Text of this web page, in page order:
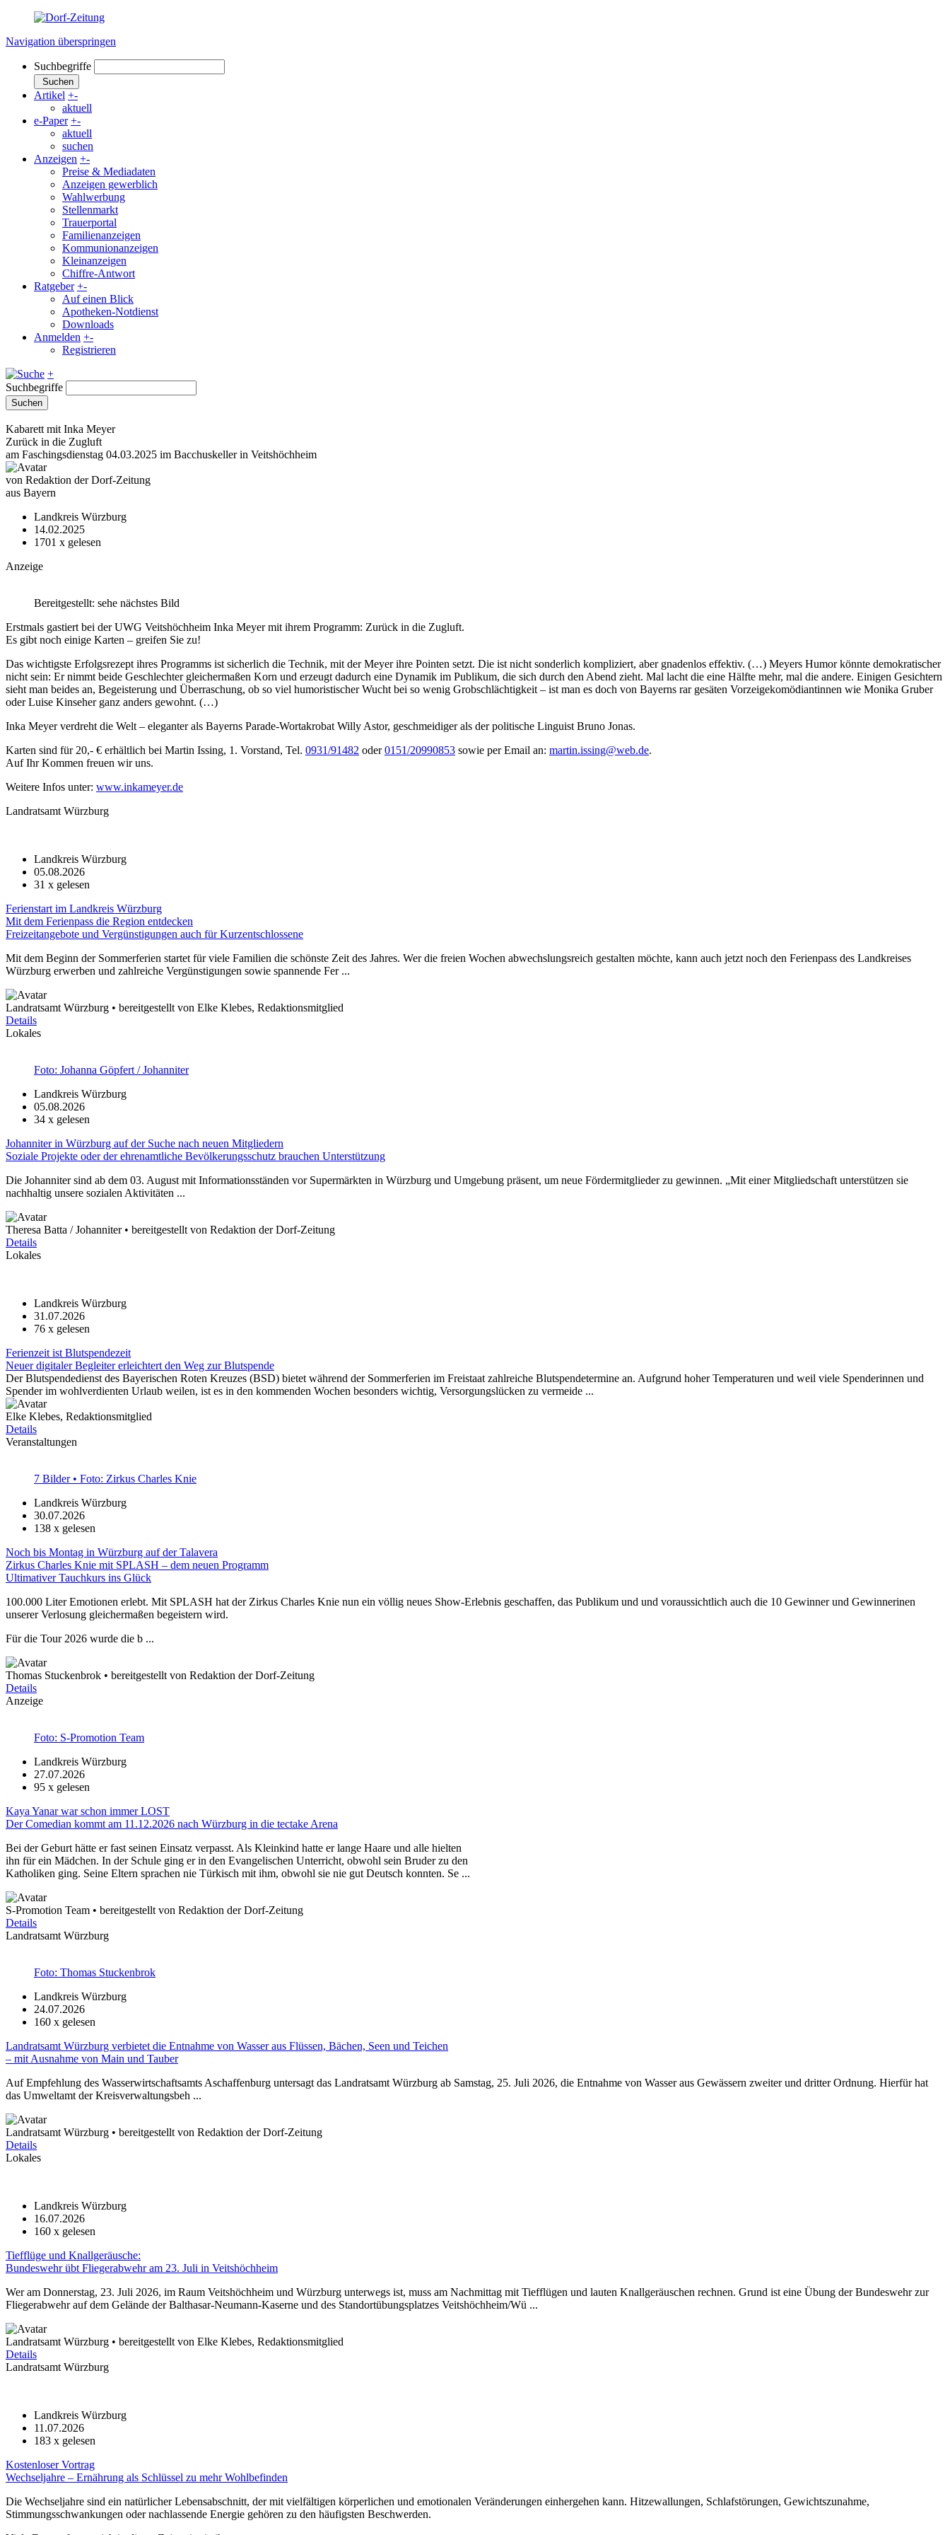
Navigation überspringen
Suchbegriffe
Suchen
Artikel +-
aktuell
e-Paper +-
aktuell
suchen
Anzeigen +-
Preise & Mediadaten
Anzeigen gewerblich
Wahlwerbung
Stellenmarkt
Trauerportal
Familienanzeigen
Kommunionanzeigen
Kleinanzeigen
Chiffre-Antwort
Ratgeber +-
Auf einen Blick
Apotheken-Notdienst
Downloads
Anmelden +-
Registrieren
+
Suchbegriffe
Suchen
Kabarett mit Inka Meyer
Zurück in die Zugluft
am Faschingsdienstag 04.03.2025 im Bacchuskeller in Veitshöchheim
von Redaktion der Dorf-Zeitung
aus Bayern
Landkreis Würzburg
14.02.2025
1701 x gelesen
Anzeige
Bereitgestellt: sehe nächstes Bild
Erstmals gastiert bei der UWG Veitshöchheim Inka Meyer mit ihrem Programm: Zurück in die Zugluft.
Es gibt noch einige Karten – greifen Sie zu!
Das wichtigste Erfolgsrezept ihres Programms ist sicherlich die Technik, mit der Meyer ihre Pointen setzt. Die ist nicht sonderlich kompliziert, aber gnadenlos effektiv. (…) Meyers Humor könnte demokratischer
nicht sein: Er nimmt beide Geschlechter gleichermaßen Korn und erzeugt dadurch eine Dynamik im Publikum, die sich durch den Abend zieht. Mal lacht die eine Hälfte mehr, mal die andere. Einigen Gesichtern
sieht man beides an, Begeisterung und Überraschung, ob so viel humoristischer Wucht bei so wenig Grobschlächtigkeit – ist man es doch von Bayerns rar gesäten Vorzeigekomödiantinnen wie Monika Gruber
oder Luise Kinseher ganz anders gewohnt. (…)
Inka Meyer verdreht die Welt – eleganter als Bayerns Parade-Wortakrobat Willy Astor, geschmeidiger als der politische Linguist Bruno Jonas.
Karten sind für 20,- € erhältlich bei Martin Issing, 1. Vorstand, Tel. 0931/91482 oder0151/20990853 sowie per Email an: martin.issing@web.de.
Auf Ihr Kommen freuen wir uns.
Weitere Infos unter: www.inkameyer.de
Landratsamt Würzburg
Landkreis Würzburg
05.08.2026
31 x gelesen
Ferienstart im Landkreis Würzburg
Mit dem Ferienpass die Region entdecken
Freizeitangebote und Vergünstigungen auch für Kurzentschlossene
Mit dem Beginn der Sommerferien startet für viele Familien die schönste Zeit des Jahres. Wer die freien Wochen abwechslungsreich gestalten möchte, kann auch jetzt noch den Ferienpass des Landkreises
Würzburg erwerben und zahlreiche Vergünstigungen sowie spannende Fer ...
Landratsamt Würzburg • bereitgestellt von Elke Klebes, Redaktionsmitglied
Details
Lokales
Foto: Johanna Göpfert / Johanniter
Landkreis Würzburg
05.08.2026
34 x gelesen
Johanniter in Würzburg auf der Suche nach neuen Mitgliedern
Soziale Projekte oder der ehrenamtliche Bevölkerungsschutz brauchen Unterstützung
Die Johanniter sind ab dem 03. August mit Informationsständen vor Supermärkten in Würzburg und Umgebung präsent, um neue Fördermitglieder zu gewinnen. „Mit einer Mitgliedschaft unterstützen sie
nachhaltig unsere sozialen Aktivitäten ...
Theresa Batta / Johanniter • bereitgestellt von Redaktion der Dorf-Zeitung
Details
Lokales
Landkreis Würzburg
31.07.2026
76 x gelesen
Ferienzeit ist Blutspendezeit
Neuer digitaler Begleiter erleichtert den Weg zur Blutspende
Der Blutspendedienst des Bayerischen Roten Kreuzes (BSD) bietet während der Sommerferien im Freistaat zahlreiche Blutspendetermine an. Aufgrund hoher Temperaturen und weil viele Spenderinnen und
Spender im wohlverdienten Urlaub weilen, ist es in den kommenden Wochen besonders wichtig, Versorgungslücken zu vermeide ...
Elke Klebes, Redaktionsmitglied
Details
Veranstaltungen
7 Bilder • Foto: Zirkus Charles Knie
Landkreis Würzburg
30.07.2026
138 x gelesen
Noch bis Montag in Würzburg auf der Talavera
Zirkus Charles Knie mit SPLASH – dem neuen Programm
Ultimativer Tauchkurs ins Glück
100.000 Liter Emotionen erlebt. Mit SPLASH hat der Zirkus Charles Knie nun ein völlig neues Show-Erlebnis geschaffen, das Publikum und und voraussichtlich auch die 10 Gewinner und Gewinnerinen
unserer Verlosung gleichermaßen begeistern wird.
Für die Tour 2026 wurde die b ...
Thomas Stuckenbrok • bereitgestellt von Redaktion der Dorf-Zeitung
Details
Anzeige
Foto: S-Promotion Team
Landkreis Würzburg
27.07.2026
95 x gelesen
Kaya Yanar war schon immer LOST
Der Comedian kommt am 11.12.2026 nach Würzburg in die tectake Arena
Bei der Geburt hätte er fast seinen Einsatz verpasst. Als Kleinkind hatte er lange Haare und alle hielten
ihn für ein Mädchen. In der Schule ging er in den Evangelischen Unterricht, obwohl sein Bruder zu den
Katholiken ging. Seine Eltern sprachen nie Türkisch mit ihm, obwohl sie nie gut Deutsch konnten. Se ...
S-Promotion Team • bereitgestellt von Redaktion der Dorf-Zeitung
Details
Landratsamt Würzburg
Foto: Thomas Stuckenbrok
Landkreis Würzburg
24.07.2026
160 x gelesen
Landratsamt Würzburg verbietet die Entnahme von Wasser aus Flüssen, Bächen, Seen und Teichen
– mit Ausnahme von Main und Tauber
Auf Empfehlung des Wasserwirtschaftsamts Aschaffenburg untersagt das Landratsamt Würzburg ab Samstag, 25. Juli 2026, die Entnahme von Wasser aus Gewässern zweiter und dritter Ordnung. Hierfür hat
das Umweltamt der Kreisverwaltungsbeh ...
Landratsamt Würzburg • bereitgestellt von Redaktion der Dorf-Zeitung
Details
Lokales
Landkreis Würzburg
16.07.2026
160 x gelesen
Tiefflüge und Knallgeräusche:
Bundeswehr übt Fliegerabwehr am 23. Juli in Veitshöchheim
Wer am Donnerstag, 23. Juli 2026, im Raum Veitshöchheim und Würzburg unterwegs ist, muss am Nachmittag mit Tiefflügen und lauten Knallgeräuschen rechnen. Grund ist eine Übung der Bundeswehr zur
Fliegerabwehr auf dem Gelände der Balthasar-Neumann-Kaserne und des Standortübungsplatzes Veitshöchheim/Wü ...
Landratsamt Würzburg • bereitgestellt von Elke Klebes, Redaktionsmitglied
Details
Landratsamt Würzburg
Landkreis Würzburg
11.07.2026
183 x gelesen
Kostenloser Vortrag
Wechseljahre – Ernährung als Schlüssel zu mehr Wohlbefinden
Die Wechseljahre sind ein natürlicher Lebensabschnitt, der mit vielfältigen körperlichen und emotionalen Veränderungen einhergehen kann. Hitzewallungen, Schlafstörungen, Gewichtszunahme,
Stimmungsschwankungen oder nachlassende Energie gehören zu den häufigsten Beschwerden.